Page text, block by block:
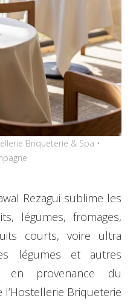
Briqueterie & Spa •
Rezagui sublime les
légumes, fromages,
courts, voire ultra
légumes et autres
en provenance du
Briqueterie